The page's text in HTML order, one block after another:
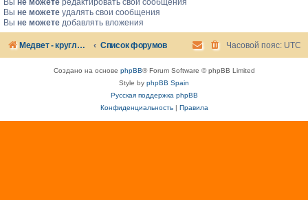
Вы не можете редактировать свои сообщения
Вы не можете удалять свои сообщения
Вы не можете добавлять вложения
Медвет - круглосуточная ветеринарная клиника в Москве Список форумов Часовой пояс: UTC
Создано на основе phpBB® Forum Software © phpBB Limited
Style by phpBB Spain
Русская поддержка phpBB
Конфиденциальность| Правила